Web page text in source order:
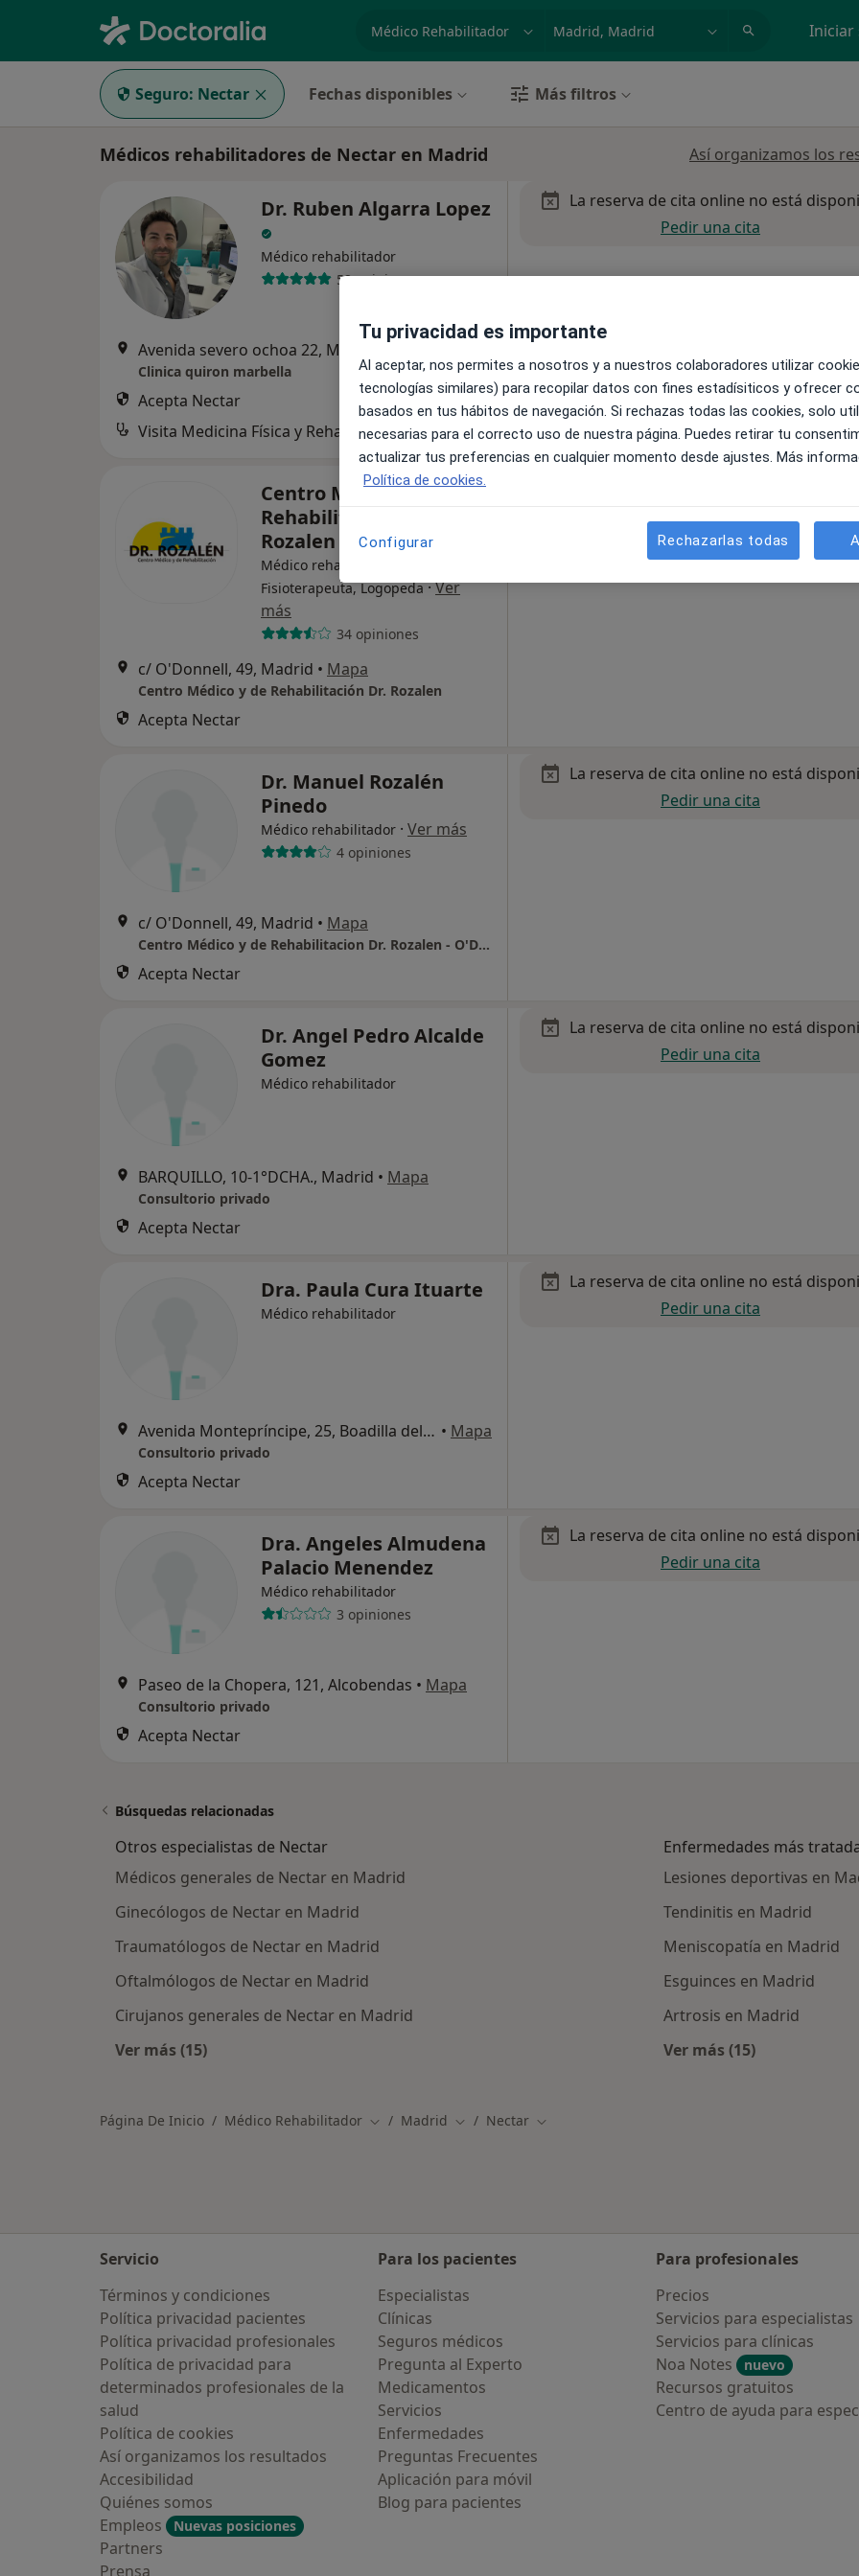
especialidad, enfermedad o nombre Iniciar
Seguro: Nectar Fechas disponibles Más filtros
Médicos rehabilitadores de Nectar en Madrid Así organizamos los
Dr. Ruben Algarra Lopez
Médico rehabilitador
52 opiniones
Avenida severo ochoa 22, Marbella
Clinica quiron marbella
Acepta Nectar
Visita Medicina Física y Rehabilitación
La reserva de cita online no está
Pedir una cita
Centro Médico y de
Rehabilitación Dr.
Rozalen
Médico rehabilitador,
Fisioterapeuta, Logopeda·Ver
más
34 opiniones
c/ O'Donnell, 49, Madrid • Mapa
Centro Médico y de Rehabilitación Dr. Rozalen
Acepta Nectar
Dr. Manuel Rozalén
Pinedo
Médico rehabilitador · Ver más
4 opiniones
c/ O'Donnell, 49, Madrid • Mapa
Centro Médico y de Rehabilitacion Dr. Rozalen - O'Donnell
Acepta Nectar
La reserva de cita online no está
Pedir una cita
Dr. Angel Pedro Alcalde
Gomez
Médico rehabilitador
BARQUILLO, 10-1°DCHA., Madrid • Mapa
Consultorio privado
Acepta Nectar
La reserva de cita online no está
Pedir una cita
Dra. Paula Cura Ituarte
Médico rehabilitador
Avenida Montepríncipe, 25, Boadilla del Monte • Mapa
Consultorio privado
Acepta Nectar
La reserva de cita online no está
Pedir una cita
Dra. Angeles Almudena
Palacio Menendez
Médico rehabilitador
3 opiniones
Paseo de la Chopera, 121, Alcobendas • Mapa
Consultorio privado
Acepta Nectar
La reserva de cita online no está
Pedir una cita
Búsquedas relacionadas
Otros especialistas de Nectar
Médicos generales de Nectar en Madrid
Ginecólogos de Nectar en Madrid
Traumatólogos de Nectar en Madrid
Oftalmólogos de Nectar en Madrid
Cirujanos generales de Nectar en Madrid
Ver más (15)
Enfermedades más
Lesiones deportivas en
Tendinitis en Madrid
Meniscopatía en Madrid
Esguinces en Madrid
Artrosis en Madrid
Ver más (15)
Página De Inicio Médico Rehabilitador Cambiar de ciudad
Madrid Cambiar de ciudad
Nectar Cambiar de ciudad
Servicio
Términos y condiciones
Política privacidad pacientes
Política privacidad profesionales
Política de privacidad para
determinados profesionales de la
salud
Política de cookies
Así organizamos los resultados
Accesibilidad
Quiénes somos
Empleos
Nuevas posiciones
Partners
Prensa
Para los pacientes
Especialistas
Clínicas
Seguros médicos
Pregunta al Experto
Medicamentos
Servicios
Enfermedades
Preguntas Frecuentes
Aplicación para móvil
Blog para pacientes
Para profesionales
Precios
Servicios para especialistas
Servicios para clínicas
Noa Notes
nuevo
Recursos gratuitos
Centro de ayuda para
Tu privacidad es importante
Al aceptar, nos permites a nosotros y a nuestros colaboradores utilizar
tecnologías similares) para recopilar datos con fines estadísiticos y ofrecer
basados en tus hábitos de navegación. Si rechazas todas las cookies, solo
necesarias para el correcto uso de nuestra página. Puedes retirar tu
actualizar tus preferencias en cualquier momento desde ajustes. Más
Política de cookies.
Configurar Rechazarlas todas